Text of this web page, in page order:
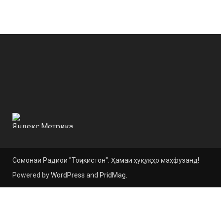
Сомонаи Радиои "Тоҷикистон". Ҳамаи ҳуқуқҳо маҳфузанд!
Powered byWordPress and PridMag